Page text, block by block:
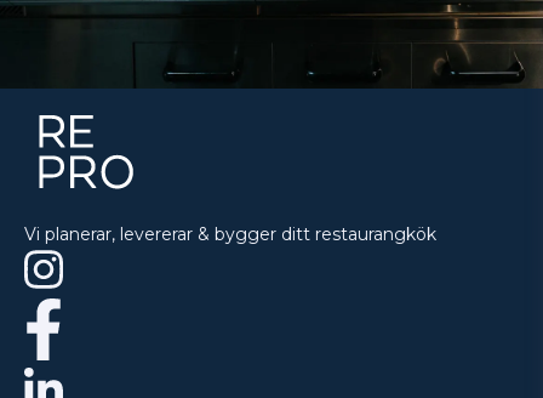
Vi planerar, levererar & bygger ditt restaurangkök